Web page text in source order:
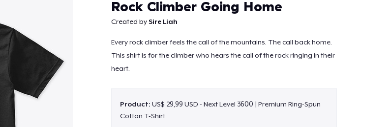
Rock Climber Going Home
Created bySire Liah
Every rock climber feels the call of the mountains. The call back home.
This shirt is for the climber who hears the call of the rock ringing in their
heart.
Product: US$ 29,99 USD - Next Level 3600 | Premium Ring-Spun
Cotton T-Shirt